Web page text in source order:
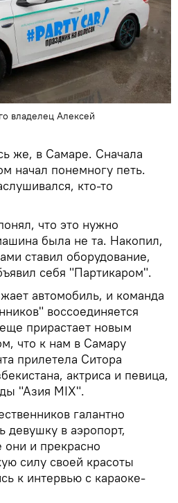
владелец Алексей
же, в Самаре. Сначала
начал понемногу петь.
кто-то
что это нужно
была не та. Накопил,
ставил оборудование,
себя "Партикаром".
автомобиль, и команда
воссоединяется
прирастает новым
что к нам в Самару
прилетела Ситора
актриса и певица,
"Азия MIX".
галантно
девушку в аэропорт,
они и прекрасно
силу своей красоты
к интервью с караоке-